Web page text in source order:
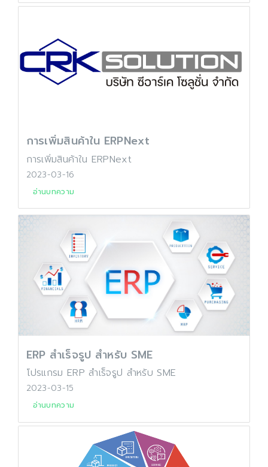
การเพิ่มสินค้าใน ERPNext
การเพิ่มสินค้าใน ERPNext
2023-03-16
อ่านบทความ
ERP สำเร็จรูป สำหรับ SME
โปรแกรม ERP สำเร็จรูป สำหรับ SME
2023-03-15
อ่านบทความ